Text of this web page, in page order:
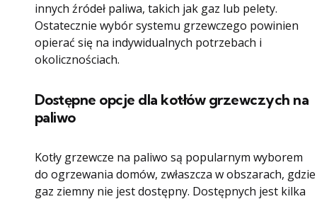
innych źródeł paliwa, takich jak gaz lub pelety.
Ostatecznie wybór systemu grzewczego powinien
opierać się na indywidualnych potrzebach i
okolicznościach.
Dostępne opcje dla kotłów grzewczych na
paliwo
Kotły grzewcze na paliwo są popularnym wyborem
do ogrzewania domów, zwłaszcza w obszarach, gdzie
gaz ziemny nie jest dostępny. Dostępnych jest kilka